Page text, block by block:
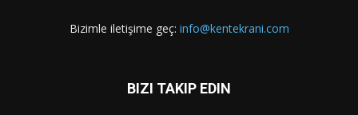
Bizimle iletişime geç: info@kentekrani.com
BIZI TAKIP EDIN